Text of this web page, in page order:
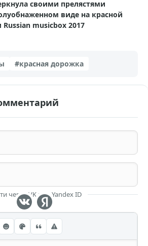
своими прелястями
виде на красной
musicbox 2017
#красная дорожка
через VK или Yandex ID